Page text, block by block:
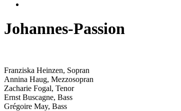
Johannes-Passion
Franziska Heinzen, Sopran
Annina Haug, Mezzosopran
Zacharie Fogal, Tenor
Ernst Buscagne, Bass
Grégoire May, Bass